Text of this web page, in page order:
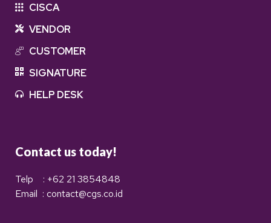
CISCA
VENDOR
CUSTOMER
SIGNATURE
HELP DESK
Contact us today!
Telp : +62 21 3854848
Email : contact@cgs.co.id